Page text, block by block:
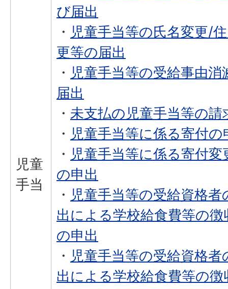
児童
手当
び届出
・ 児童手当等の氏名変更/
更等の届出
・ 児童手当等の受給事由消
届出
・ 未支払の児童手当等の請
・ 児童手当等に係る寄付の
・ 児童手当等に係る寄付変
の申出
・ 児童手当等の受給資格者
出による学校給食費等の徴
の申出
・ 児童手当等の受給資格者
出による学校給食費等の徴